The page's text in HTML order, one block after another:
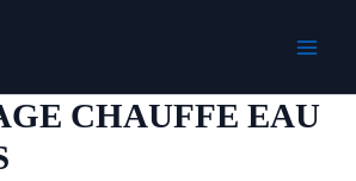
CHAUFFE EAU